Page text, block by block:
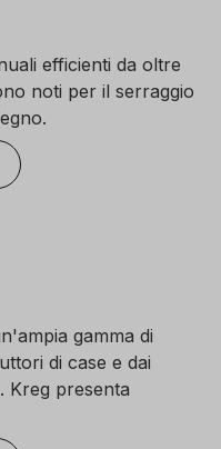
efficienti da oltre
noti per il serraggio
gamma di
di case e dai
Kreg presenta